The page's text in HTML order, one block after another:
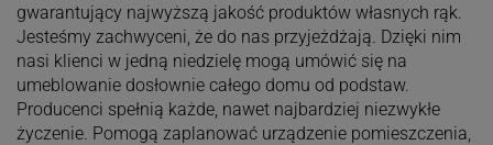
gwarantujący najwyższą jakość produktów własnych rąk.
Jesteśmy zachwyceni, że do nas przyjeżdżają. Dzięki nim
nasi klienci w jedną niedzielę mogą umówić się na
umeblowanie dosłownie całego domu od podstaw.
Producenci spełnią każde, nawet najbardziej niezwykłe
życzenie. Pomogą zaplanować urządzenie pomieszczenia,